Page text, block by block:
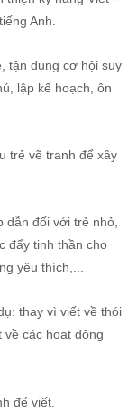
Anh.
tận dụng cơ hội suy
lập kế hoạch, ôn
trẻ vẽ tranh để xây
dẫn đối với trẻ nhỏ,
đẩy tinh thần cho
yêu thích,...
thay vì viết về thói
các hoạt động
để viết.